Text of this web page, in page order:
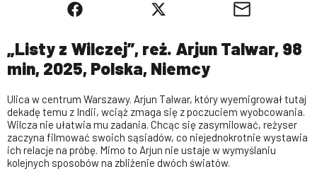
„Listy z Wilczej”, reż. Arjun Talwar, 98
min, 2025, Polska, Niemcy
Ulica w centrum Warszawy. Arjun Talwar, który wyemigrował tutaj
dekadę temu z Indii, wciąż zmaga się z poczuciem wyobcowania.
Wilcza nie ułatwia mu zadania. Chcąc się zasymilować, reżyser
zaczyna filmować swoich sąsiadów, co niejednokrotnie wystawia
ich relacje na próbę. Mimo to Arjun nie ustaje w wymyślaniu
kolejnych sposobów na zbliżenie dwóch światów.